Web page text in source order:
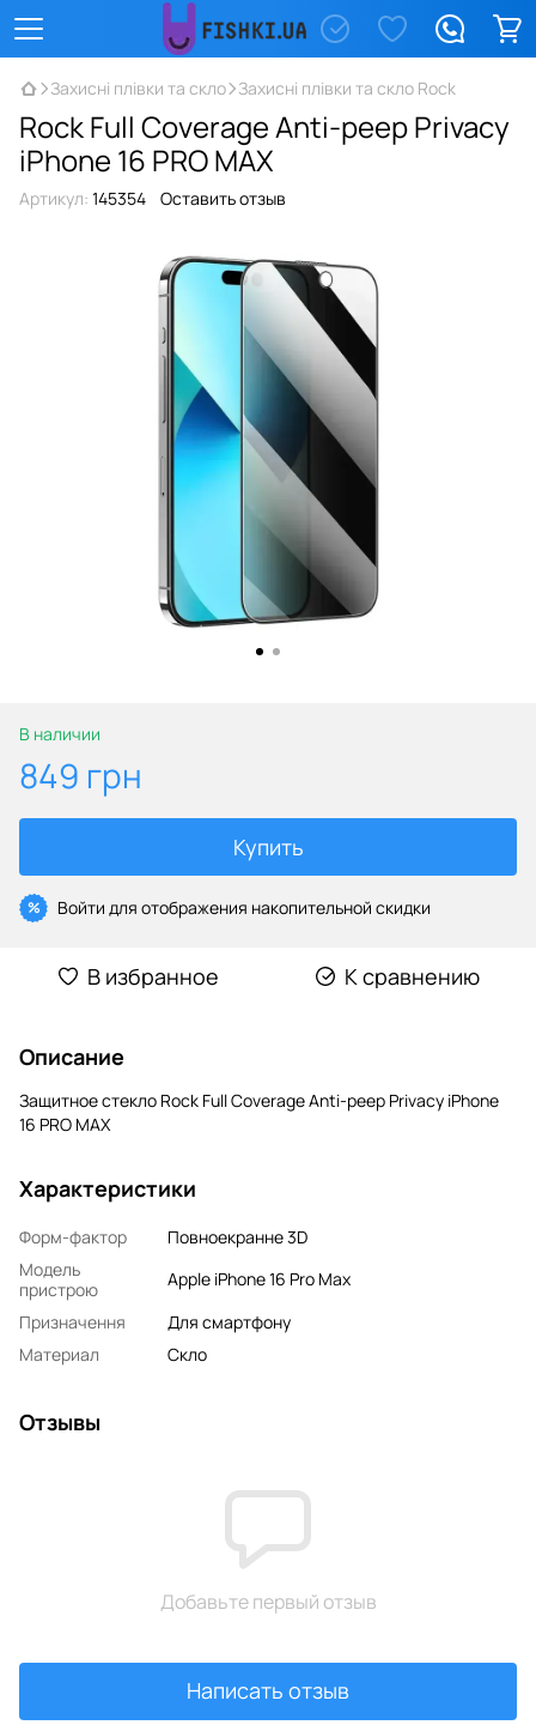
Захисні плівки та скло Захисні плівки та скло Rock
Rock Full Coverage Anti-peep Privacy
iPhone 16 PRO MAX
Артикул: 145354 Оставить отзыв
В наличии
849 грн
Купить
% Войти для отображения накопительной скидки
В избранное К сравнению
Описание
Защитное стекло Rock Full Coverage Anti-peep Privacy iPhone
16 PRO MAX
Характеристики
Форм-фактор
Повноекранне 3D
Модель
пристрою
Apple iPhone 16 Pro Max
Призначення
Для смартфону
Материал
Скло
Отзывы
Добавьте первый отзыв
Написать отзыв